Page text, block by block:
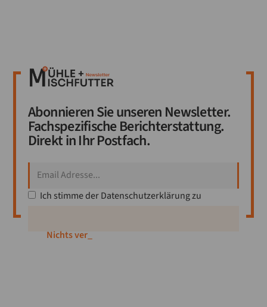
Abonnieren Sie unseren Newsletter.
Fachspezifische Berichterstattung.
Direkt in Ihr Postfach.
Ich stimme derDatenschutzerklärungzu
Nichts verpa